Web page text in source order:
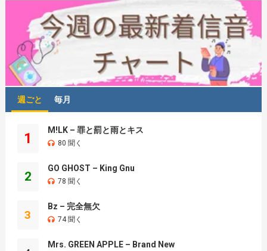
週ごと 毎月
1
M!LK – 罪と罰と雨とキス
80 聞く
2
GO GHOST – King Gnu
78 聞く
3
Bz – 完全無欠
74 聞く
Mrs. GREEN APPLE – Brand New